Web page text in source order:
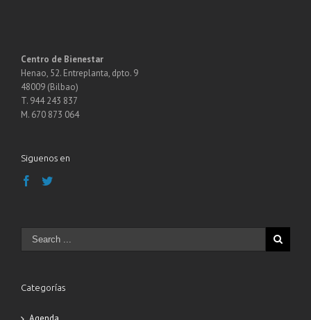
Centro de Bienestar
Henao, 52. Entreplanta, dpto. 9
48009 (Bilbao)
T. 944 243 837
M. 670 873 064
Siguenos en
Categorías